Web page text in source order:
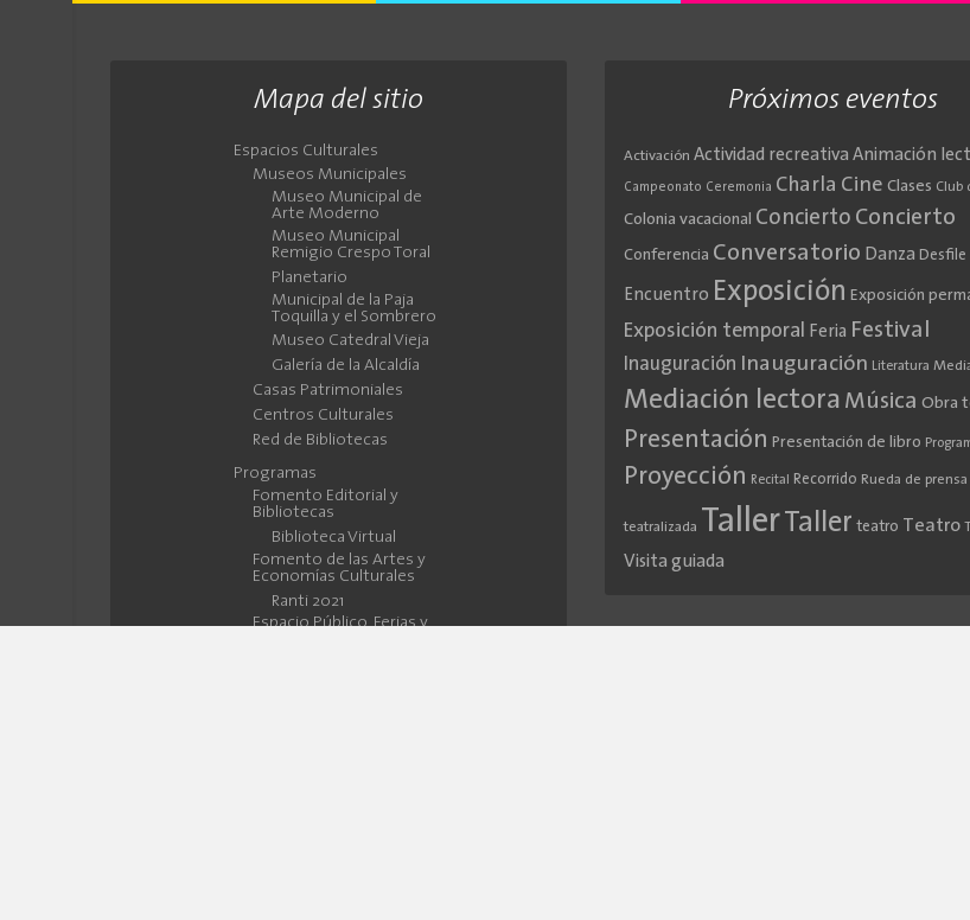
Mapa del sitio
Espacios Culturales
Museos Municipales
Museo Municipal de
Arte Moderno
Museo Municipal
Remigio Crespo Toral
Planetario
Municipal de la Paja
Toquilla y el Sombrero
Museo Catedral Vieja
Galería de la Alcaldía
Casas Patrimoniales
Centros Culturales
Red de Bibliotecas
Programas
Fomento Editorial y
Bibliotecas
Biblioteca Virtual
Fomento de las Artes y
Economías Culturales
Ranti 2021
Espacio Público, Ferias y
Próximos eventos
Activación Actividad recreativa Animación
Campeonato Ceremonia Charla Cine Clases Club
Colonia vacacional Concierto Concierto
Conferencia Conversatorio Danza Desfile
Encuentro Exposición Exposición
Exposición temporal Feria Festival
Inauguración Inauguración Literatura
Mediación lectora Música Obra
Presentación Presentación de libro
Proyección Recital Recorrido Rueda de prensa
teatralizada TallerTaller teatro Teatro
Visita guiada